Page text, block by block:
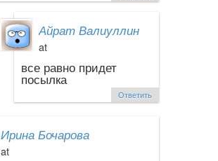
Айрат Валиуллин
at
все равно придет
посылка
Ответить
Ирина Бочарова
at